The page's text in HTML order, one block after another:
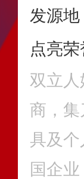
发源地
点亮荣
双立
商，
具及
国企